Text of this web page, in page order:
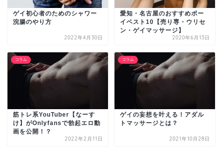
ゲイ初心者のためのシャワー
浣腸のやり方
2022年4月30日
愛知・名古屋のおすすめボー
イベスト10【売り専・ウリセ
ン・ゲイマッサージ】
2020年6月13日
コラム
筋トレ系YouTuber【なーす
け】がOnlyfansで勃起エロ動
画を公開！？
2022年2月11日
コラム
ゲイの妄想を叶える！アダル
トマッサージとは？
2021年10月28日